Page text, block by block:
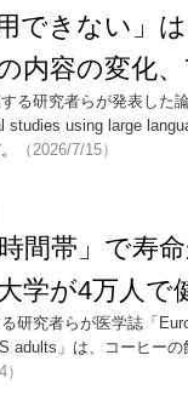
できない」
容の変化、
る研究者らが発表した
using large
（2026/7/15）
時間帯」で
学が4万人で
研究者らが医学誌「
adults」は、コーヒー